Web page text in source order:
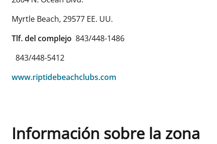
Myrtle Beach, 29577 EE. UU.
Tlf. del complejo 843/448-1486
843/448-5412
www.riptidebeachclubs.com
Información sobre la zona